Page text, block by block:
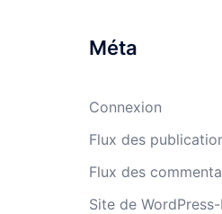
Méta
Connexion
Flux des
Flux des
Site de WordPress-